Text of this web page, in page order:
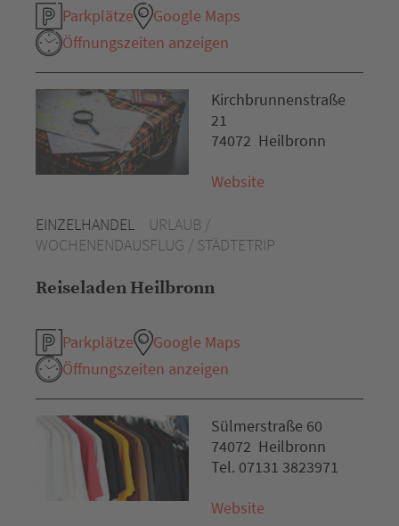
Parkplätze
Google Maps
Öffnungszeiten anzeigen
EINZELHANDEL
URLAUB /
WOCHENENDAUSFLUG / STÄDTETRIP
Reiseladen Heilbronn
Parkplätze
Google Maps
Öffnungszeiten anzeigen
Kirchbrunnenstraße
21
74072 Heilbronn
Website
Sülmerstraße 60
74072 Heilbronn
Tel. 07131 3823971
Website